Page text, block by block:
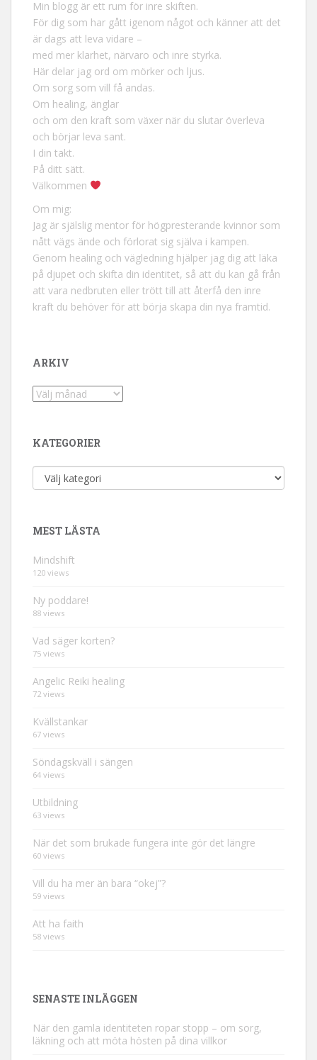
Min blogg är ett rum för inre skiften.
För dig som har gått igenom något och känner att det
är dags att leva vidare –
med mer klarhet, närvaro och inre styrka.
Här delar jag ord om mörker och ljus.
Om sorg som vill få andas.
Om healing, änglar
och om den kraft som växer när du slutar överleva
och börjar leva sant.
I din takt.
På ditt sätt.
Välkommen
Om mig:
Jag är själslig mentor för högpresterande kvinnor som
nått vägs ände och förlorat sig själva i kampen.
Genom healing och vägledning hjälper jag dig att läka
på djupet och skifta din identitet, så att du kan gå från
att vara nedbruten eller trött till att återfå den inre
kraft du behöver för att börja skapa din nya framtid.
ARKIV
Arkiv
KATEGORIER
Kategorier
MEST LÄSTA
Mindshift
120 views
Ny poddare!
88 views
Vad säger korten?
75 views
Angelic Reiki healing
72 views
Kvällstankar
67 views
Söndagskväll i sängen
64 views
Utbildning
63 views
När det som brukade fungera inte gör det längre
60 views
Vill du ha mer än bara “okej”?
59 views
Att ha faith
58 views
SENASTE INLÄGGEN
När den gamla identiteten ropar stopp – om sorg,
läkning och att möta hösten på dina villkor